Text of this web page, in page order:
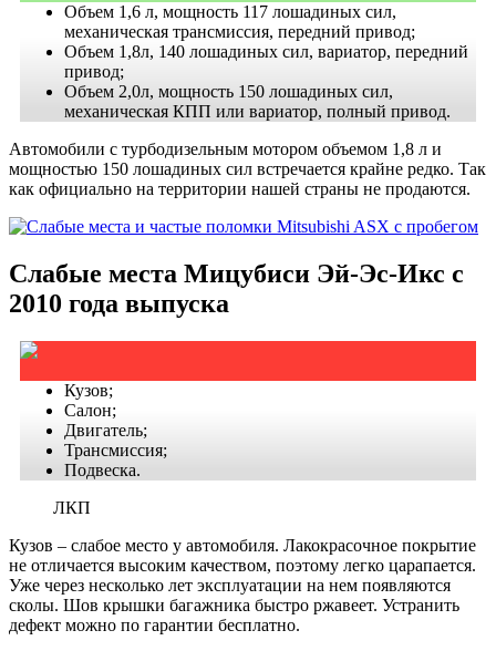
Объем 1,6 л, мощность 117 лошадиных сил,
механическая трансмиссия, передний привод;
Объем 1,8л, 140 лошадиных сил, вариатор, передний
привод;
Объем 2,0л, мощность 150 лошадиных сил,
механическая КПП или вариатор, полный привод.
Автомобили с турбодизельным мотором объемом 1,8 л и
мощностью 150 лошадиных сил встречается крайне редко. Так
как официально на территории нашей страны не продаются.
Слабые места Мицубиси Эй-Эс-Икс с
2010 года выпуска
Кузов;
Салон;
Двигатель;
Трансмиссия;
Подвеска.
ЛКП
Кузов – слабое место у автомобиля. Лакокрасочное покрытие
не отличается высоким качеством, поэтому легко царапается.
Уже через несколько лет эксплуатации на нем появляются
сколы. Шов крышки багажника быстро ржавеет. Устранить
дефект можно по гарантии бесплатно.